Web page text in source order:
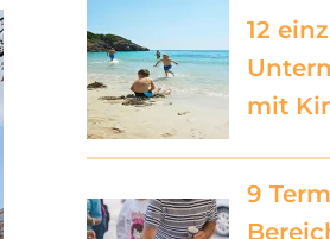
12
mit
9